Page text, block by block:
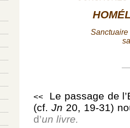
<<
Le passage de
(cf. Jn 20, 19-31)
d’un livre.